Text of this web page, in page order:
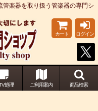
楽器を取り扱う管楽器の専門シ
カート ログイン
処理 ご利用案内 商品検索